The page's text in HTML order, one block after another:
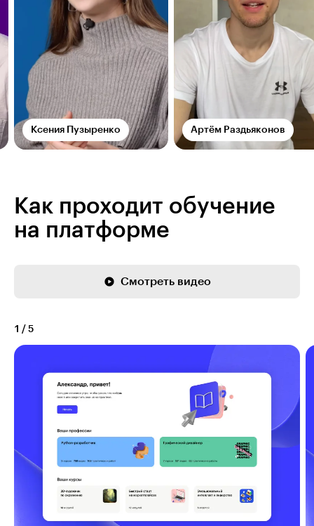
Ксения Пузыренко Артём Раздьяконов
Как проходит обучение
на платформе
Смотреть видео
1 / 5